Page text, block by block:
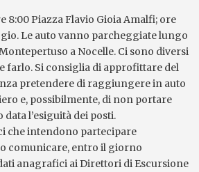
8:00 Piazza Flavio Gioia Amalfi; ore
Le auto vanno parcheggiate lungo
a Nocelle. Ci sono diversi
farlo. Si consiglia di approfittare del
pretendere di raggiungere in auto
e, possibilmente, di non portare
l’esiguità dei posti.
che intendono partecipare
comunicare, entro il giorno
anagrafici ai Direttori di Escursione